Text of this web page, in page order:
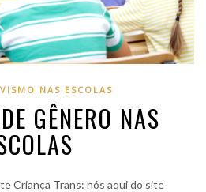
NAS ESCOLAS
GÊNERO NAS
Criança Trans: nós aqui do site